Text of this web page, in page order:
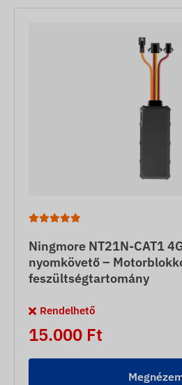
Ningmore NT21N-CAT1
nyomkövető –
feszültségtartomány
Rendelhető
15.000 Ft